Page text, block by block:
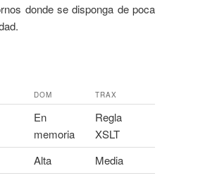
donde se disponga de poca
DOM TRAX
En
memoria
Regla
XSLT
Alta
Media